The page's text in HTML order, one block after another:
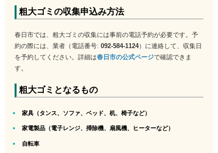
粗大ゴミの収集申込み方法
春日市では、粗大ゴミの収集には事前の電話予約が必要です。予
約の際には、業者（電話番号: 092-584-1124）に連絡して、収集日
を予約してください。詳細は春日市の公式ページで確認できま
す。
粗大ゴミとなるもの
家具（タンス、ソファ、ベッド、机、椅子など）
家電製品（電子レンジ、掃除機、扇風機、ヒーターなど）
自転車